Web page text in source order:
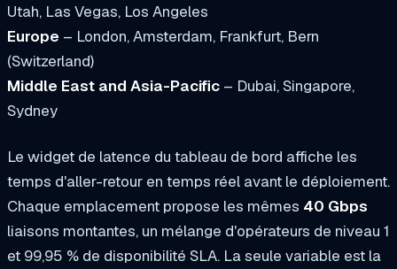
Utah, Las Vegas, Los Angeles
Europe – London, Amsterdam, Frankfurt, Bern
(Switzerland)
Middle East and Asia-Pacific – Dubai, Singapore,
Sydney
Le widget de latence du tableau de bord affiche les
temps d'aller-retour en temps réel avant le déploiement.
Chaque emplacement propose les mêmes 40 Gbps
liaisons montantes, un mélange d'opérateurs de niveau 1
et 99,95 % de disponibilité SLA. La seule variable est la